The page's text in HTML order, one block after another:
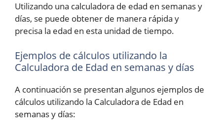
Utilizando una calculadora de edad en semanas y
días, se puede obtener de manera rápida y
precisa la edad en esta unidad de tiempo.
Ejemplos de cálculos utilizando la
Calculadora de Edad en semanas y días
A continuación se presentan algunos ejemplos de
cálculos utilizando la Calculadora de Edad en
semanas y días: